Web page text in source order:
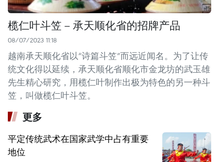
榄仁叶斗笠 – 承天顺化省的招牌产品
08/07/2023 11:18
越南承天顺化省以“诗篇斗笠”而远近闻名。为了让传
统文化得以延续，承天顺化省顺化市金龙坊的武玉雄
先生精心研究，用榄仁叶制作出极为特色的另一种斗
笠，叫做榄仁叶斗笠。
更多
平定传统武术在国家武学中占有重要
地位